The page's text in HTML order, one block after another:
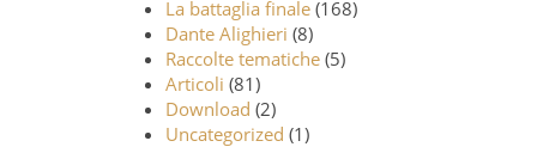
La battaglia finale(168)
Dante Alighieri (8)
Raccolte tematiche(5)
Articoli (81)
Download (2)
Uncategorized (1)